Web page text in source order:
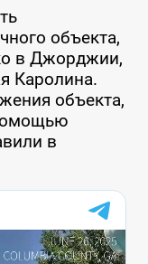
объекта,
в Джорджии,
Каролина.
объекта,
в